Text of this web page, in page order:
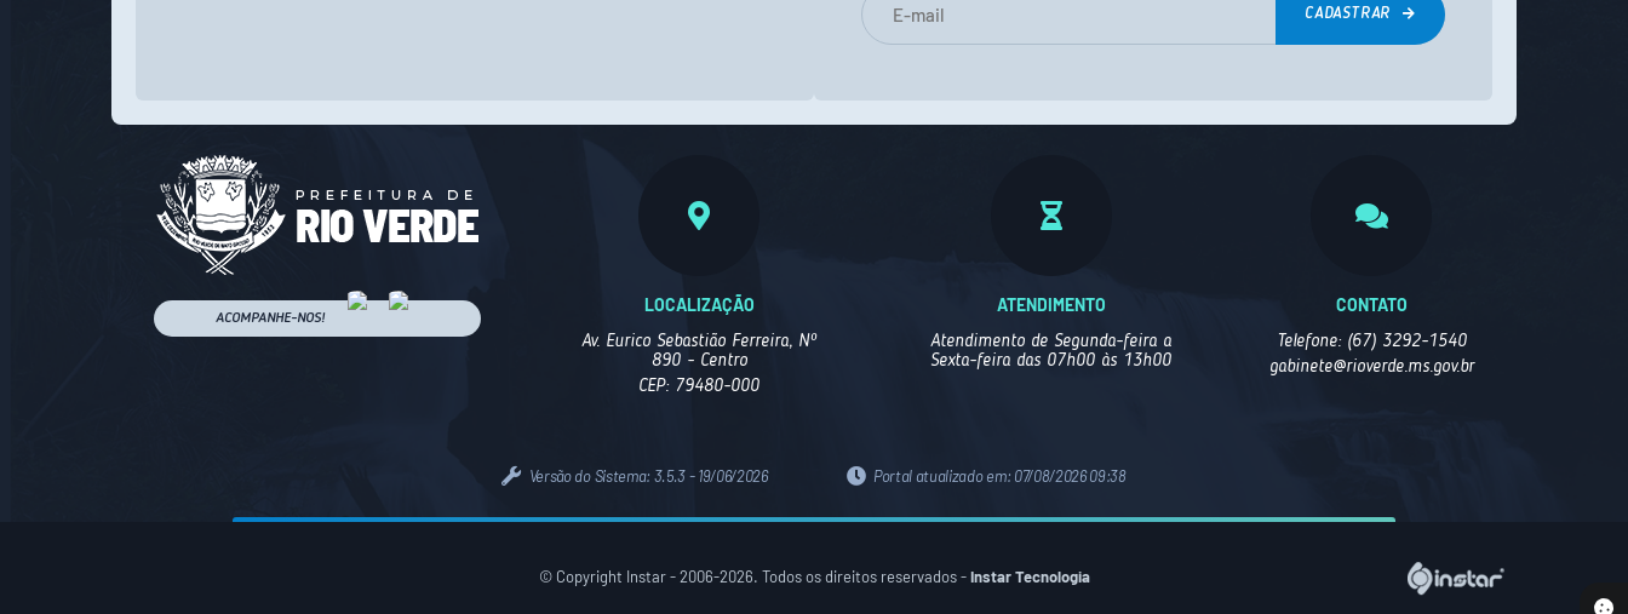
CADASTRAR
ACOMPANHE-NOS!
LOCALIZAÇÃO
Av. Eurico Sebastião Ferreira, Nº
890 - Centro
CEP: 79480-000
ATENDIMENTO
Atendimento de Segunda-feira a
Sexta-feira das 07h00 às 13h00
CONTATO
Telefone: (67) 3292-1540
gabinete@rioverde.ms.gov.br
Versão do Sistema: 3.5.3 - 19/06/2026 Portal atualizado em: 07/08/2026 09:38
© Copyright Instar - 2006-2026. Todos os direitos reservados -Instar Tecnologia